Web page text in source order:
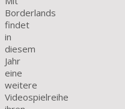
Borderlands
findet
in
diesem
Jahr
eine
weitere
Videospielreihe